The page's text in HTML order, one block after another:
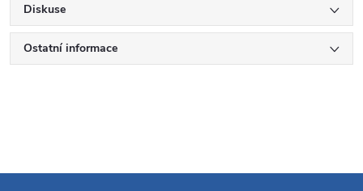
Diskuse
Ostatní informace